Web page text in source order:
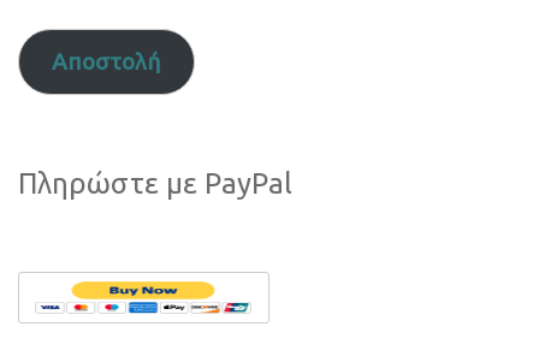
Αποστολή
Πληρώστε με PayPal